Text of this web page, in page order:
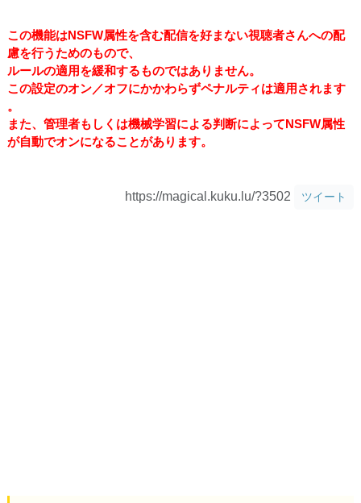
この機能はNSFW属性を含む配信を好まない視聴者さんへの配
慮を行うためのもので、
ルールの適用を緩和するものではありません。
この設定のオン／オフにかかわらずペナルティは適用されます
。
また、管理者もしくは機械学習による判断によってNSFW属性
が自動でオンになることがあります。
https://magical.kuku.lu/?3502 ツイート